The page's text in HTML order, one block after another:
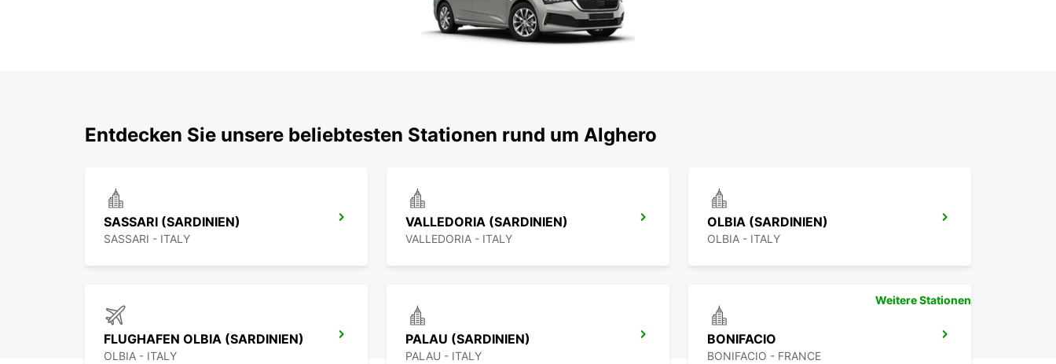
Entdecken Sie unsere beliebtesten Stationen rund um Alghero
SASSARI (SARDINIEN)
SASSARI - ITALY
VALLEDORIA (SARDINIEN)
VALLEDORIA - ITALY
OLBIA (SARDINIEN)
OLBIA - ITALY
FLUGHAFEN OLBIA (SARDINIEN)
OLBIA - ITALY
PALAU (SARDINIEN)
PALAU - ITALY
BONIFACIO
BONIFACIO - FRANCE
Weitere Stationen